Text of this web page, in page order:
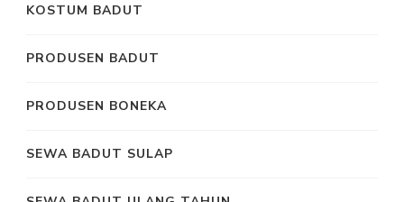
KOSTUM BADUT
PRODUSEN BADUT
PRODUSEN BONEKA
SEWA BADUT SULAP